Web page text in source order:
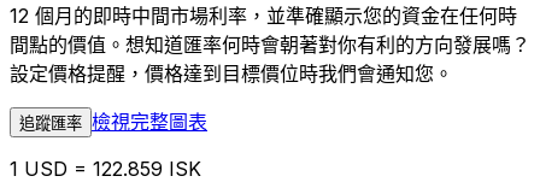
12 個月的即時中間市場利率，並準確顯示您的資金在任何時
間點的價值。想知道匯率何時會朝著對你有利的方向發展嗎？
設定價格提醒，價格達到目標價位時我們會通知您。
追蹤匯率 檢視完整圖表
1 USD = 122.859 ISK